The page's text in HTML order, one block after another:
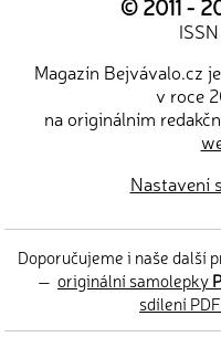
Magazín Bejvávalo.cz
v roce
na originálním
Nastavení
Doporučujeme i naše další
— originální samolepky
sdílení